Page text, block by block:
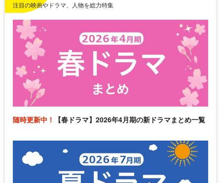
注目の映画やドラマ、人物を総力特集
随時更新中！ 【春ドラマ】2026年4月期の新ドラマまとめ一覧